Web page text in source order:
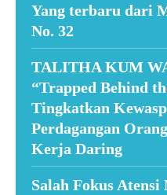
Yang terbaru dari
No. 32
TALITHA KUM
“Trapped Behind
Tingkatkan
Perdagangan
Kerja Daring
Salah Fokus